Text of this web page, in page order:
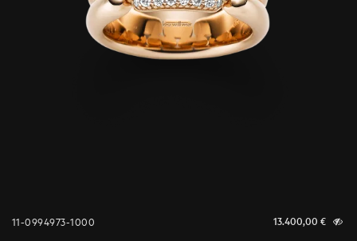
11-0994973-1000 13.400,00 €